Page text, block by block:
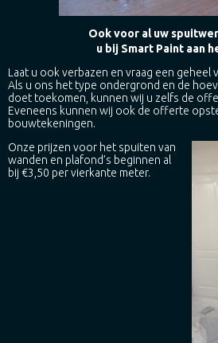
Ook voor al uw
u bij Smart Paint aan
Laat u ook verbazen en vraag een geheel
Als u ons het type ondergrond en de
doet toekomen, kunnen wij u zelfs de
Eveneens kunnen wij ook de offerte
bouwtekeningen.
Onze prijzen voor het spuiten van
wanden en plafond’s beginnen al
bij €3,50 per vierkante meter.